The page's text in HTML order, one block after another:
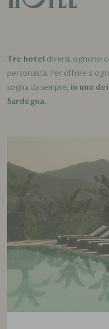
Tre hotel
diversi, ognuno
personalità. Per offrire a
sogna da sempre, in uno
Sardegna.